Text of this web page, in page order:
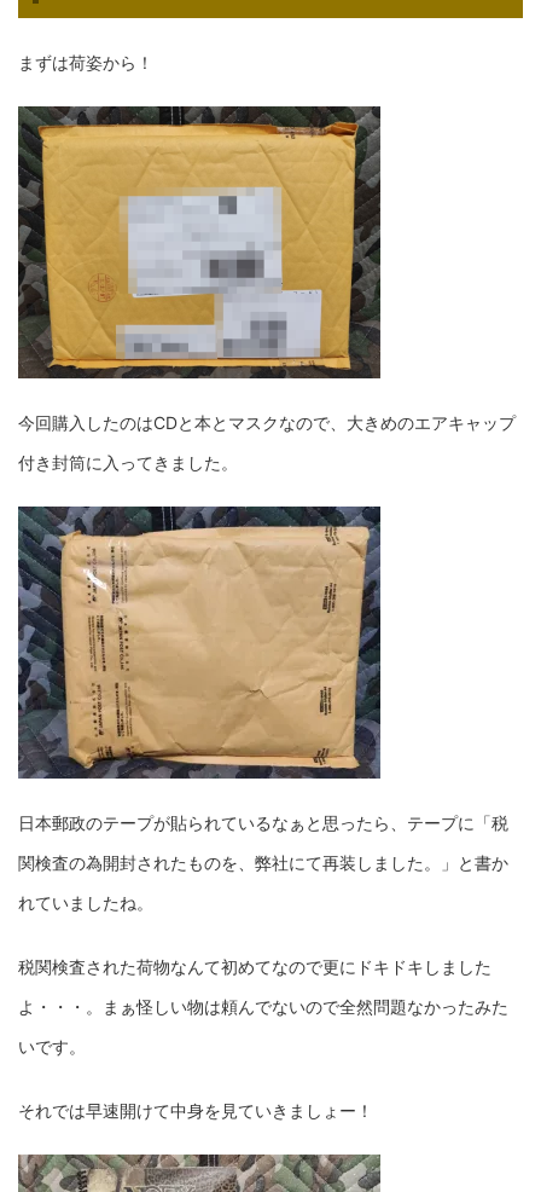
まずは荷姿から！
今回購入したのはCDと本とマスクなので、大きめのエアキャップ
付き封筒に入ってきました。
日本郵政のテープが貼られているなぁと思ったら、テープに「税
関検査の為開封されたものを、弊社にて再装しました。」と書か
れていましたね。
税関検査された荷物なんて初めてなので更にドキドキしました
よ・・・。まぁ怪しい物は頼んでないので全然問題なかったみた
いです。
それでは早速開けて中身を見ていきましょー！